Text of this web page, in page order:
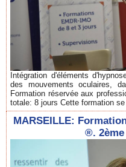
Intégration d'éléments
des mouvements oculaires,
Formation réservée aux
totale: 8 jours Cette formation se
MARSEILLE:
®.